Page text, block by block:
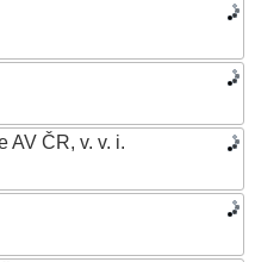
AV ČR, v. v. i.